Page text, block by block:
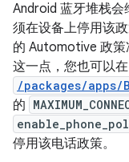
Android 蓝牙堆栈
须在设备上停用该
的 Automotive 政
这一点，您也可以在
/packages/
的
停用该电话政策。